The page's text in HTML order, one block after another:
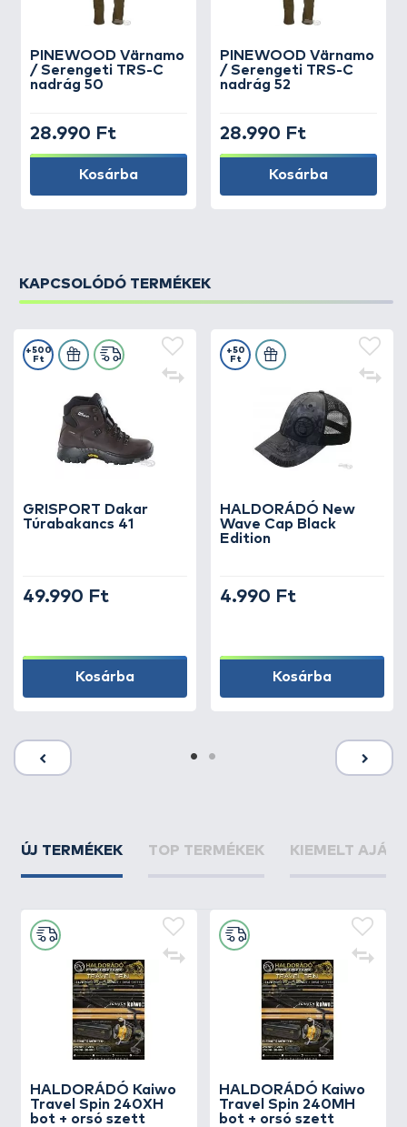
PINEWOOD Värnamo
/ Serengeti TRS-C
nadrág 50
28.990 Ft
Kosárba
PINEWOOD Värnamo
/ Serengeti TRS-C
nadrág 52
28.990 Ft
Kosárba
KAPCSOLÓDÓ TERMÉKEK
GRISPORT Dakar
Túrabakancs 41
+500
Ft
49.990 Ft
Kosárba
HALDORÁDÓ New
Wave Cap Black
Edition
+50
Ft
4.990 Ft
Kosárba
ÚJ TERMÉKEK TOP TERMÉKEK KIEMELT
HALDORÁDÓ Kaiwo
Travel Spin 240XH
bot + orsó szett
HALDORÁDÓ Kaiwo
Travel Spin 240MH
bot + orsó szett